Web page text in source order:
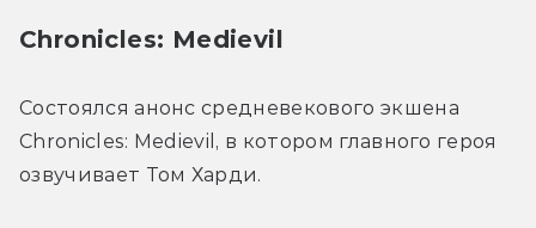
Chronicles: Medievil
Состоялся анонс средневекового экшена
Chronicles: Medievil, в котором главного героя
озвучивает Том Харди.